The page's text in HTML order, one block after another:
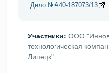
Дело №А40-187073/13
Участники: ООО
технологическая
Липецк"